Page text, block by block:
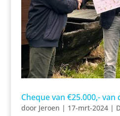
Cheque van €25.000,- van
door Jeroen | 17-mrt-2024|